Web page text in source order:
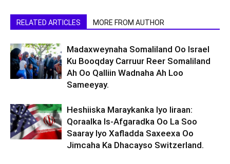
RELATED ARTICLES MORE FROM AUTHOR
Madaxweynaha Somaliland Oo Israel
Ku Booqday Carruur Reer Somaliland
Ah Oo Qalliin Wadnaha Ah Loo
Sameeyay.
Heshiiska Maraykanka Iyo Iiraan:
Qoraalka Is-Afgaradka Oo La Soo
Saaray Iyo Xafladda Saxeexa Oo
Jimcaha Ka Dhacayso Switzerland.